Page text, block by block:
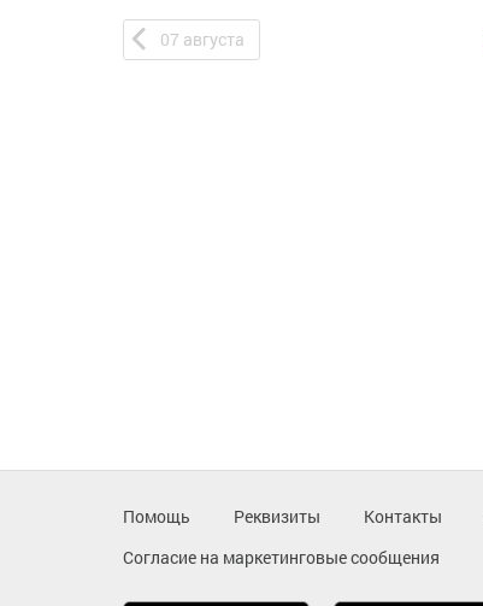
07 августа
Помощь Реквизиты Контакты
Согласие на маркетинговые сообщения